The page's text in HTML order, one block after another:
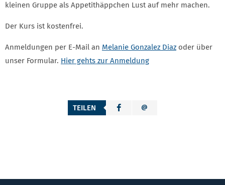
kleinen Gruppe als Appetithäppchen Lust auf mehr machen.
Der Kurs ist kostenfrei.
Anmeldungen per E-Mail an Melanie Gonzalez Diaz oder über
unser Formular. Hier gehts zur Anmeldung
TEILEN